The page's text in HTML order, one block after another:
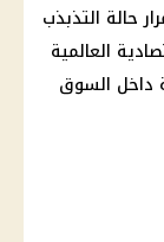
حالة التذبذب
العالمية
داخل السوق